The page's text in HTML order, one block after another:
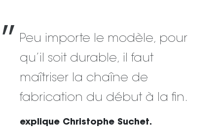
״
Peu importe le modèle, pour
qu’il soit durable, il faut
maîtriser la chaîne de
fabrication du début à la fin.
explique Christophe Suchet.